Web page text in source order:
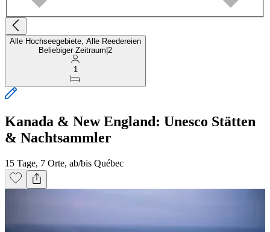
Alle Hochseegebiete, Alle Reedereien
Beliebiger Zeitraum 2
1
Kanada & New England: Unesco Stätten
& Nachtsammler
15 Tage, 7 Orte, ab/bis Québec